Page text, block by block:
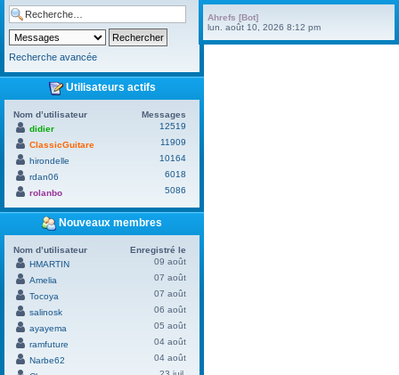
Recherche avancée
Utilisateurs actifs
Nom d’utilisateur
Messages
didier
12519
ClassicGuitare
11909
hirondelle
10164
rdan06
6018
rolanbo
5086
Nouveaux membres
Nom d’utilisateur
Enregistré le
HMARTIN
09 août
Amelia
07 août
Tocoya
07 août
salinosk
06 août
ayayema
05 août
ramfuture
04 août
Narbe62
04 août
Ahrefs [Bot]
lun. août 10, 2026 8:12 pm